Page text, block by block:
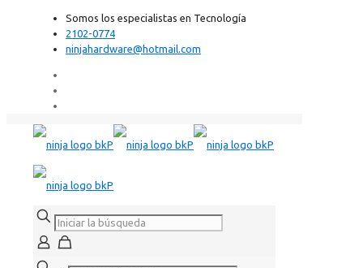
Somos los especialistas en Tecnología
2102-0774
ninjahardware@hotmail.com